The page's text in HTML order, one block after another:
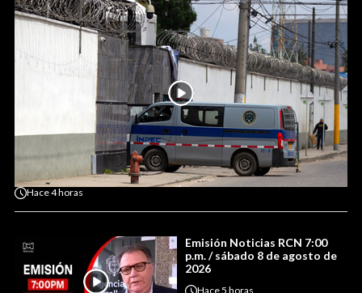
Hace4 horas
Emisión Noticias RCN 7:00
p.m. / sábado 8 de agosto de
2026
Hace5 horas